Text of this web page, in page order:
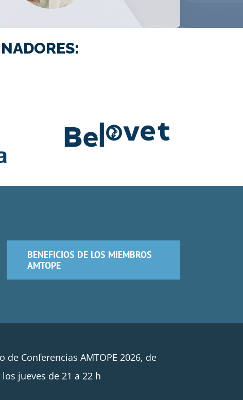
BENEFICIOS DE LOS MIEMBROS
AMTOPE
de Conferencias AMTOPE 2026, de
jueves de 21 a 22 h